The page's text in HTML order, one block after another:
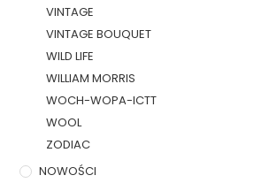
VINTAGE
VINTAGE BOUQUET
WILD LIFE
WILLIAM MORRIS
WOCH-WOPA-ICTT
WOOL
ZODIAC
NOWOŚCI